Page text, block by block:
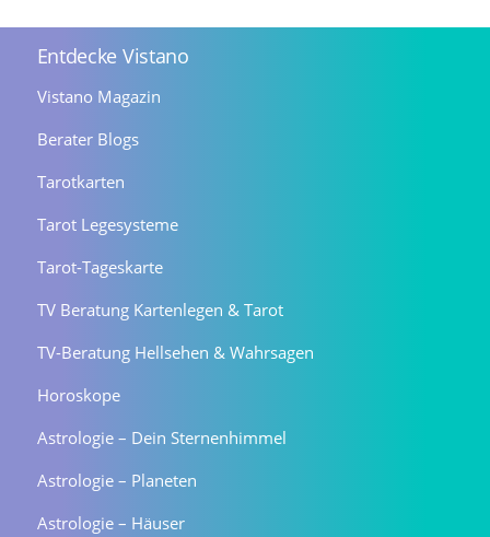
Entdecke Vistano
Vistano Magazin
Berater Blogs
Tarotkarten
Tarot Legesysteme
Tarot-Tageskarte
TV Beratung Kartenlegen & Tarot
TV-Beratung Hellsehen & Wahrsagen
Horoskope
Astrologie – Dein Sternenhimmel
Astrologie – Planeten
Astrologie – Häuser